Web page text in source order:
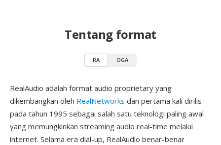
Tentang format
RA OGA
RealAudio adalah format audio proprietary yang
dikembangkan oleh RealNetworks dan pertama kali dirilis
pada tahun 1995 sebagai salah satu teknologi paling awal
yang memungkinkan streaming audio real-time melalui
internet. Selama era dial-up, RealAudio benar-benar